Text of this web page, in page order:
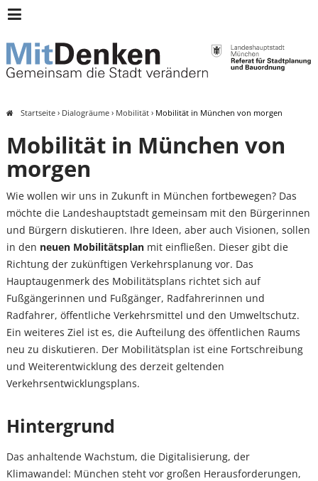
Archiv:
Mitdenken
Header
Menü
Sie
sind
hier
Startseite› Dialogräume› Mobilität› Mobilität in München von morgen
Mobilität in München von
morgen
Wie wollen wir uns in Zukunft in München fortbewegen? Das
möchte die Landeshauptstadt gemeinsam mit den Bürgerinnen
und Bürgern diskutieren. Ihre Ideen, aber auch Visionen, sollen
in den neuen Mobilitätsplanmit einfließen. Dieser gibt die
Richtung der zukünftigen Verkehrsplanung vor. Das
Hauptaugenmerk des Mobilitätsplans richtet sich auf
Fußgängerinnen und Fußgänger, Radfahrerinnen und
Radfahrer, öffentliche Verkehrsmittel und den Umweltschutz.
Ein weiteres Ziel ist es, die Aufteilung des öffentlichen Raums
neu zu diskutieren. Der Mobilitätsplan ist eine Fortschreibung
und Weiterentwicklung des derzeit geltenden
Verkehrsentwicklungsplans.
Hintergrund
Das anhaltende Wachstum, die Digitalisierung, der
Klimawandel: München steht vor großen Herausforderungen,